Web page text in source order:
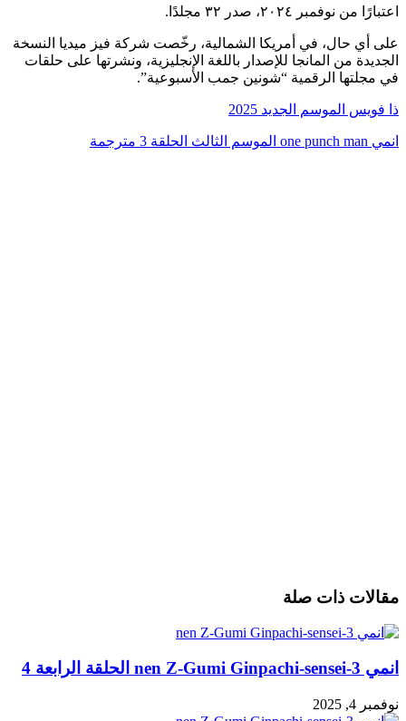
اعتبارًا من نوفمبر ٢٠٢٤، صدر ٣٢ مجلدًا.
على أي حال، في أمريكا الشمالية، رخّصت شركة فيز ميديا ​​النسخة
الجديدة من المانجا للإصدار باللغة الإنجليزية، ونشرتها على حلقات
في مجلتها الرقمية “شونين جمب الأسبوعية”.
ذا فويس الموسم الجديد 2025
انمي one punch man الموسم الثالث الحلقة 3 مترجمة
مقالات ذات صلة
انمي 3-nen Z-Gumi Ginpachi-sensei الحلقة الرابعة 4
نوفمبر 4, 2025